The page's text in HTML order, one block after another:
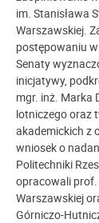
im. Stanisława
Warszawskiej.
postępowaniu
Senaty
inicjatywy,
mgr. inż. Marka
lotniczego oraz
akademickich z
wniosek o
Politechniki
opracowali prof.
Warszawskiej
Górniczo-